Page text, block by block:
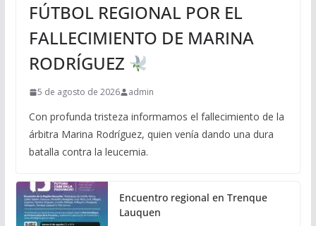
FÚTBOL REGIONAL POR EL
FALLECIMIENTO DE MARINA
RODRÍGUEZ
5 de agosto de 2026 admin
Con profunda tristeza informamos el fallecimiento de la
árbitra Marina Rodríguez, quien venía dando una dura
batalla contra la leucemia.
Encuentro regional en Trenque
Lauquen